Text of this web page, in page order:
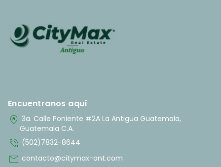
Encuentranos aquí
home_pin 3a. Calle Poniente #2A La Antigua Guatemala,
Guatemala C.A.
phone_in_talk (502)7832-8644
mail contacto@citymax-ant.com